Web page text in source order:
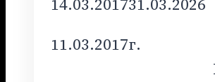
14.03.201731.03.2026
11.03.2017г.